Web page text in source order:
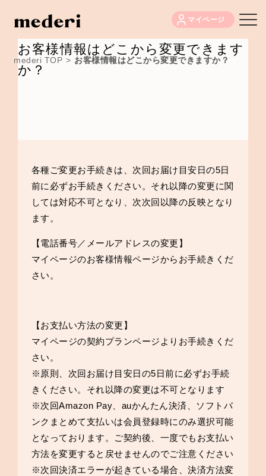
マイページ
mederi TOP > お客様情報はどこから変更できますか？
お客様情報はどこから変更できます
か？
各種ご変更お手続きは、次回お届け目安日の5日
前に必ずお手続きください。それ以降の変更に関
しては対応不可となり、次次回以降の反映となり
ます。
【電話番号／メールアドレスの変更】
マイページのお客様情報ページからお手続きくだ
さい。
【お支払い方法の変更】
マイページの契約プランページ よりお手続きくだ
さい。
※原則、次回お届け目安日の5日前に必ずお手続
きください。それ以降の変更は不可となります
※次回Amazon Pay、auかんたん決済、ソフトバ
ンクまとめて支払いは会員登録時にのみ選択可能
となっております。ご契約後、一度でもお支払い
方法を変更すると戻せませんのでご注意ください
※次回決済エラーが起きている場合、決済方法変